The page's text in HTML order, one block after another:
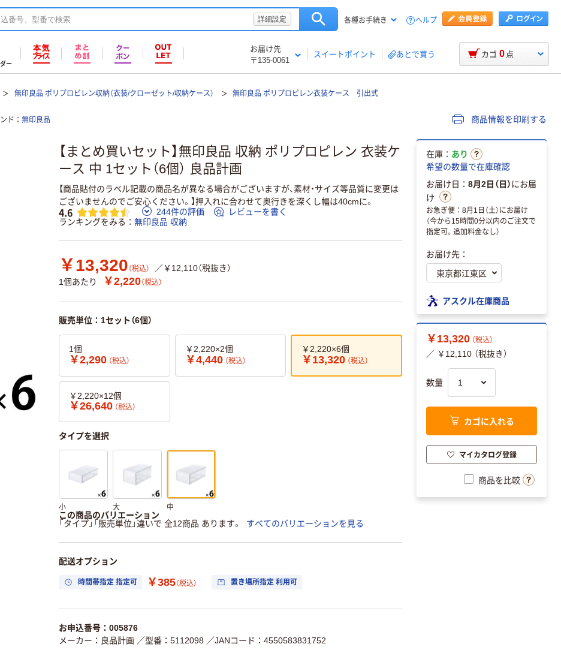
詳細設定 各種お手続き ヘルプ
ー
お届け先
〒135-0061
スイートポイント あとで買う カゴ 0 点
無印良品 ポリプロピレン収納（衣装/クローゼット/収納ケース） 無印良品 ポリプロピレン衣装ケース 引出式
ド 無印良品 商品情報を印刷する
【まとめ買いセット】無印良品 収納 ポリプロピレン 衣装ケ
ース 中 1セット（6個） 良品計画
【商品貼付のラベル記載の商品名が異なる場合がございますが、素材・サイズ等品質に変更は
ございませんのでご安心ください。】押入れに合わせて奥行きを深くし幅は40cmに。
4.6 244件の評価
レビューを書く
ランキングをみる
無印良品 収納
￥13,320 （税込）
／￥12,110（税抜き）
1個あたり
￥2,220（税込）
販売単位：1セット（6個）
1個
￥2,290 （税込）
￥2,220×2個
￥4,440 （税込）
￥2,220×6個
￥13,320 （税込）
￥2,220×12個
￥26,640 （税込）
タイプを選択
小 大 中
この商品のバリエーション
「タイプ」「販売単位」違いで 全12商品 あります。
すべてのバリエーションを見る
配送オプション
時間帯指定 指定可 ￥385（税込） 置き場所指定 利用可
お申込番号：005876
メーカー：良品計画 ／型番：5112098 ／JANコード：4550583831752
在庫： あり
希望の数量で在庫確認
お届け日： 8月2日（日）にお届
け
お急ぎ便：8月1日（土）にお届け
（今から15時間0分以内のご注文で
指定可。追加料金なし）
お届け先：
アスクル在庫商品
￥13,320 （税込）
／ ￥12,110 （税抜き）
数量
カゴに入れる
マイカタログ登録
商品を比較